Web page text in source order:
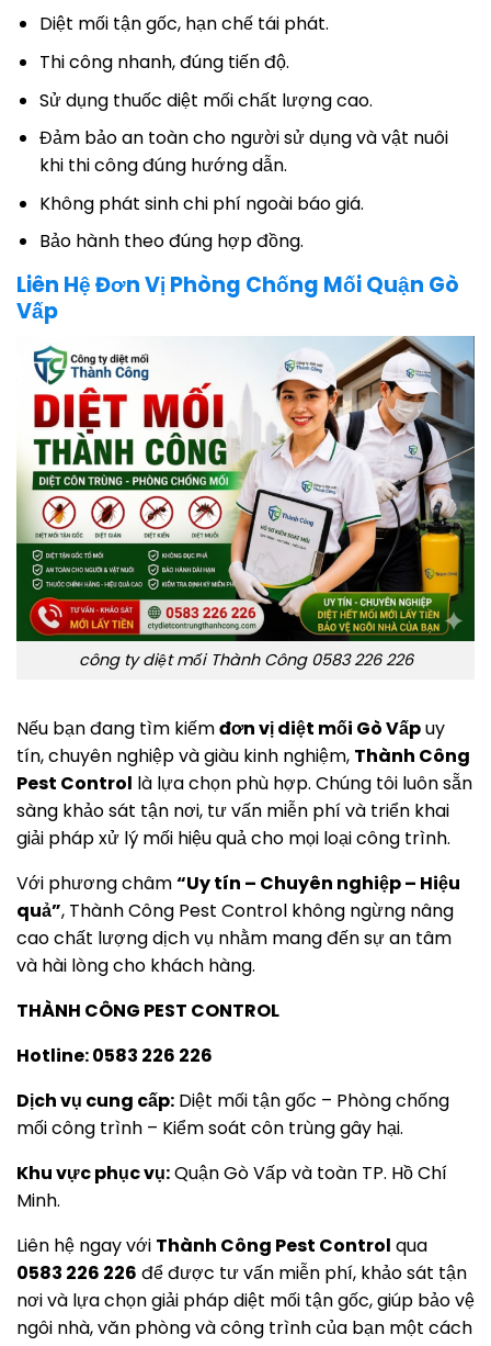
Diệt mối tận gốc, hạn chế tái phát.
Thi công nhanh, đúng tiến độ.
Sử dụng thuốc diệt mối chất lượng cao.
Đảm bảo an toàn cho người sử dụng và vật nuôi
khi thi công đúng hướng dẫn.
Không phát sinh chi phí ngoài báo giá.
Bảo hành theo đúng hợp đồng.
Liên Hệ Đơn Vị Phòng Chống Mối Quận Gò
Vấp
công ty diệt mối Thành Công 0583 226 226
Nếu bạn đang tìm kiếmđơn vị diệt mối Gò Vấpuy
tín, chuyên nghiệp và giàu kinh nghiệm, Thành Công
Pest Control là lựa chọn phù hợp. Chúng tôi luôn sẵn
sàng khảo sát tận nơi, tư vấn miễn phí và triển khai
giải pháp xử lý mối hiệu quả cho mọi loại công trình.
Với phương châm“Uy tín – Chuyên nghiệp – Hiệu
quả”, Thành Công Pest Control không ngừng nâng
cao chất lượng dịch vụ nhằm mang đến sự an tâm
và hài lòng cho khách hàng.
THÀNH CÔNG PEST CONTROL
Hotline: 0583 226 226
Dịch vụ cung cấp: Diệt mối tận gốc – Phòng chống
mối công trình – Kiểm soát côn trùng gây hại.
Khu vực phục vụ:Quận Gò Vấp và toàn TP. Hồ Chí
Minh.
Liên hệ ngay với Thành Công Pest Control qua
0583 226 226 để được tư vấn miễn phí, khảo sát tận
nơi và lựa chọn giải pháp diệt mối tận gốc, giúp bảo vệ
ngôi nhà, văn phòng và công trình của bạn một cách